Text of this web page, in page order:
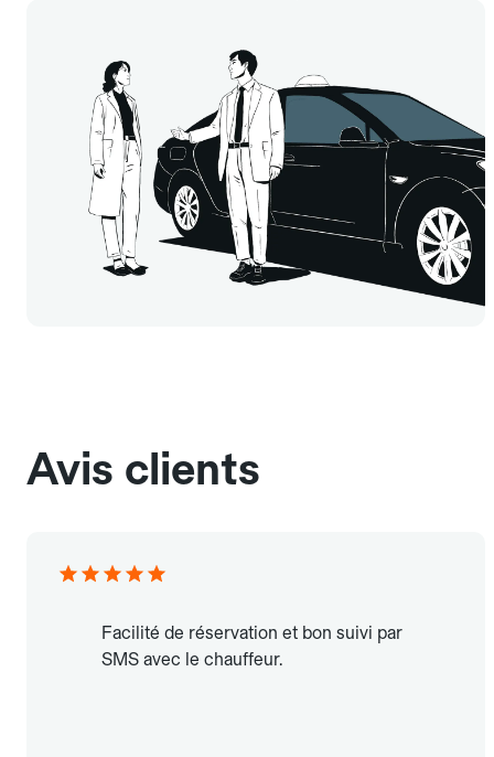
Avis clients
Facilité de réservation et bon suivi par
SMS avec le chauffeur.